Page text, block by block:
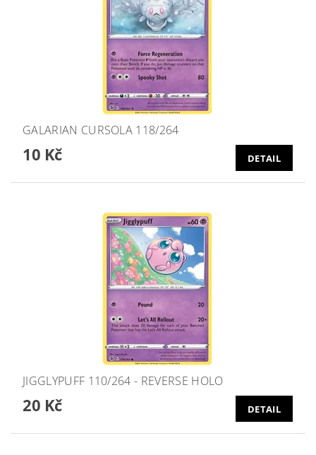
GALARIAN CURSOLA 118/264
10 Kč DETAIL
JIGGLYPUFF 110/264 - REVERSE HOLO
20 Kč DETAIL